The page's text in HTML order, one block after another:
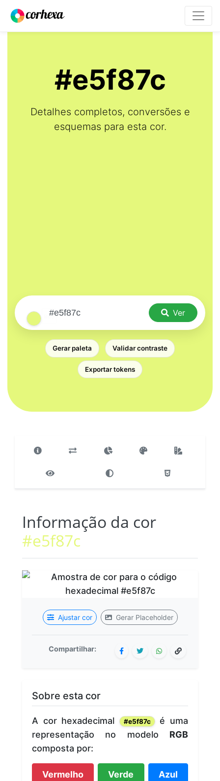
#e5f87c
Detalhes completos, conversões e
esquemas para esta cor.
Ver
Gerar paleta Validar contraste
Exportar tokens
Informação da cor
#e5f87c
Ajustar cor Gerar Placeholder
Compartilhar:
Sobre esta cor
A cor hexadecimal #e5f87c é uma
representação no modelo RGB
composta por:
Vermelho Verde Azul